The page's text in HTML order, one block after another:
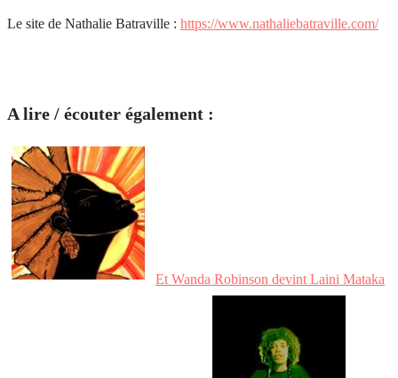
Le site de Nathalie Batraville : https://www.nathaliebatraville.com/
A lire / écouter également :
Et Wanda Robinson devint Laini Mataka